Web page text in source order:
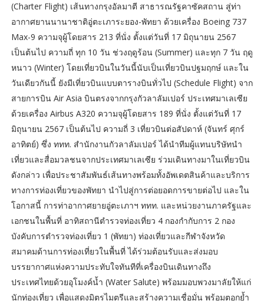
(Charter Flight) เส้นทางกรุงอัลมาตี สาธารณรัฐคาซัคสถาน สู่ท่า
อากาศยานนานาชาติอู่ตะเภาระยอง-พัทยา ด้วยเครื่อง Boeing 737
Max-9 ความจุผู้โดยสาร 213 ที่นั่ง ตั้งแต่วันที่ 17 มิถุนายน 2567
เป็นต้นไป ความถี่ ทุก 10 วัน ช่วงฤดูร้อน (Summer) และทุก 7 วัน ฤดู
หนาว (Winter) โดยเที่ยวบินในวันนี้นับเป็นเที่ยวบินปฐมฤกษ์ และใน
วันเดียวกันนี้ ยังมีเที่ยวบินแบบตารางบินทั่วไป (Schedule Flight) จาก
สายการบิน Air Asia บินตรงจากกรุงกัวลาลัมเปอร์ ประเทศมาเลเซีย
ด้วยเครื่อง Airbus A320 ความจุผู้โดยสาร 189 ที่นั่ง ตั้งแต่วันที่ 17
มิถุนายน 2567 เป็นต้นไป ความถี่ 3 เที่ยวบินต่อสัปดาห์ (จันทร์ ศุกร์
อาทิตย์) ซึ่ง ททท. สำนักงานกัวลาลัมเปอร์ ได้นำทีมผู้แทนบริษัทนำ
เที่ยวและสื่อมวลชนจากประเทศมาเลเซีย ร่วมเดินทางมาในเที่ยวบิน
ดังกล่าว เพื่อประชาสัมพันธ์เส้นทางพร้อมทั้งอัพเดตสินค้าและบริการ
ทางการท่องเที่ยวของพัทยา นำไปสู่การต่อยอดการขายต่อไป และใน
โอกาสนี้ การท่าอากาศยายอู่ตะเภาฯ ททท. และหน่วยงานภาครัฐและ
เอกชนในพื้นที่ อาทิสถานีตำรวจท่องเที่ยว 4 กองกำกับการ 2 กอง
บังคับการตำรวจท่องเที่ยว 1 (พัทยา) ท่องเที่ยวและกีฬาจังหวัด
สมาคมด้านการท่องเที่ยวในพื้นที่ ได้ร่วมต้อนรับและส่งมอบ
บรรยากาศแห่งความประทับใจทันทีที่เครื่องบินเดินทางถึง
ประเทศไทยด้วยอุโมงค์น้ำ (Water Salute) พร้อมมอบพวงมาลัยให้แก่
นักท่องเที่ยว เพื่อแสดงมิตรไมตรีและสร้างความเชื่อมั่น พร้อมตอกย้ำ